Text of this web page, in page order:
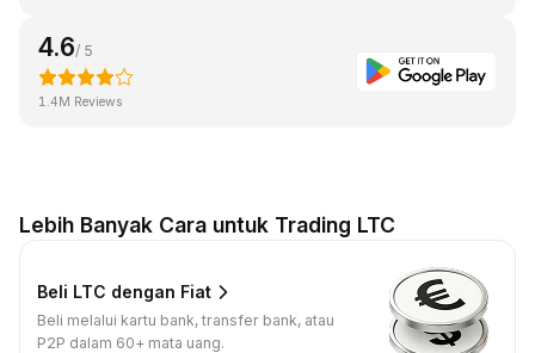
4.6/ 5
1.4M Reviews
Lebih Banyak Cara untuk Trading LTC
Beli LTC dengan Fiat
Beli melalui kartu bank, transfer bank, atau
P2P dalam 60+ mata uang.